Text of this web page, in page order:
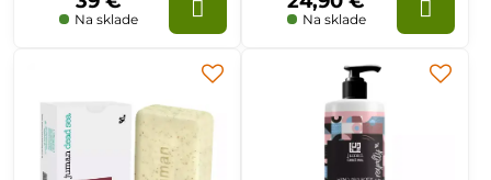
Na sklade
esenciálnimi olejmi ako
kokosový a mandľový olej.
Na sklade